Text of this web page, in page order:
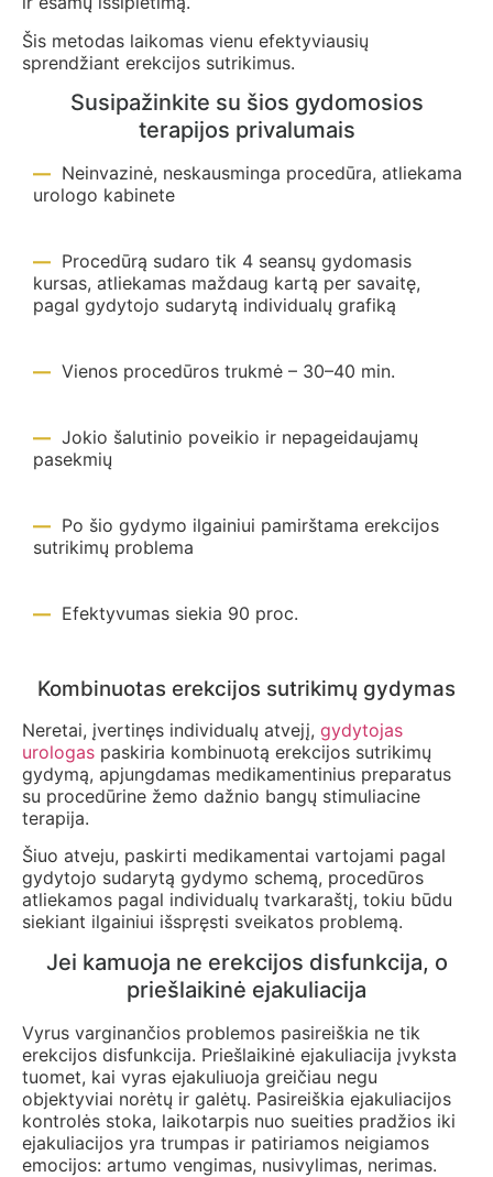
Šis metodas laikomas vienu efektyviausių
sprendžiant erekcijos sutrikimus.
Susipažinkite su šios gydomosios
terapijos privalumais
Neinvazinė, neskausminga procedūra, atliekama
urologo kabinete
Procedūrą sudaro tik 4 seansų gydomasis
kursas, atliekamas maždaug kartą per savaitę,
pagal gydytojo sudarytą individualų grafiką
Vienos procedūros trukmė – 30–40 min.
Jokio šalutinio poveikio ir nepageidaujamų
pasekmių
Po šio gydymo ilgainiui pamirštama erekcijos
sutrikimų problema
Efektyvumas siekia 90 proc.
Kombinuotas erekcijos sutrikimų gydymas
Neretai, įvertinęs individualų atvejį, gydytojas
urologas paskiria kombinuotą erekcijos sutrikimų
gydymą, apjungdamas medikamentinius preparatus
su procedūrine žemo dažnio bangų stimuliacine
terapija.
Šiuo atveju, paskirti medikamentai vartojami pagal
gydytojo sudarytą gydymo schemą, procedūros
atliekamos pagal individualų tvarkaraštį, tokiu būdu
siekiant ilgainiui išspręsti sveikatos problemą.
Jei kamuoja ne erekcijos disfunkcija, o
priešlaikinė ejakuliacija
Vyrus varginančios problemos pasireiškia ne tik
erekcijos disfunkcija. Priešlaikinė ejakuliacija įvyksta
tuomet, kai vyras ejakuliuoja greičiau negu
objektyviai norėtų ir galėtų. Pasireiškia ejakuliacijos
kontrolės stoka, laikotarpis nuo sueities pradžios iki
ejakuliacijos yra trumpas ir patiriamos neigiamos
emocijos: artumo vengimas, nusivylimas, nerimas.